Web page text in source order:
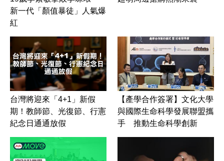
新一代「顏值暴徒」人氣爆
紅
台灣將迎來「4+1」新假
期！教師節、光復節、行憲
紀念日通通放假
【產學合作簽署】文化大學
與國際生命科學發展聯盟攜
手 推動生命科學創新